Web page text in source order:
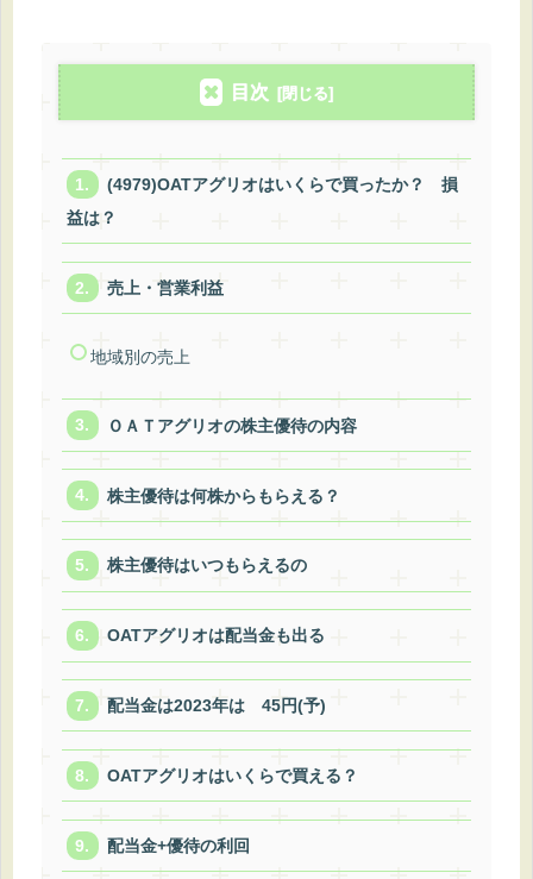
目次
(4979)OATアグリオはいくらで買ったか？ 損
益は？
売上・営業利益
地域別の売上
ＯＡＴアグリオの株主優待の内容
株主優待は何株からもらえる？
株主優待はいつもらえるの
OATアグリオは配当金も出る
配当金は2023年は 45円(予)
OATアグリオはいくらで買える？
配当金+優待の利回